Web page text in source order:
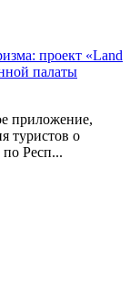
проект «Land
палаты
приложение,
туристов о
Респ...